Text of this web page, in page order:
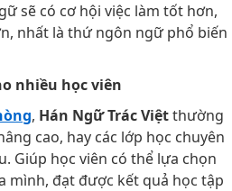
sẽ có cơ hội việc làm tốt hơn,
nhất là thứ ngôn ngữ phổ biến
nhiều học viên
, Hán Ngữ Trác Việtthường
cao, hay các lớp học chuyên
Giúp học viên có thể lựa chọn
mình, đạt được kết quả học tập